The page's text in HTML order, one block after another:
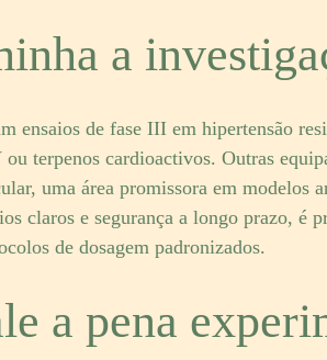
a
ensaios de fase III em hipertensão
terpenos cardioactivos. Outras
uma área promissora em modelos
claros e segurança a longo prazo, é
de dosagem padronizados.
a pena